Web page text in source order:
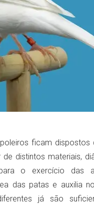
ficam dispostos
distintos materiais,
o exercício das
das patas e auxilia
já são